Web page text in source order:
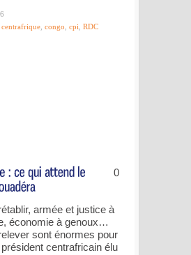
centrafrique congo cpi RDC
0
armée et justice à
économie à genoux…
sont énormes pour
centrafricain élu